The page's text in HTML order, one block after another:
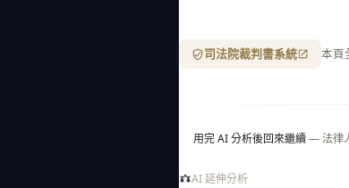
司法院裁判書系統 本頁
用完 AI 分析後回來繼續— 法律
AI 延伸分析